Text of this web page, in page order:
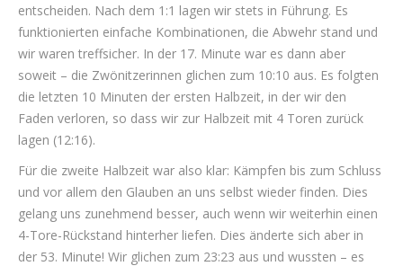
entscheiden. Nach dem 1:1 lagen wir stets in Führung. Es
funktionierten einfache Kombinationen, die Abwehr stand und
wir waren treffsicher. In der 17. Minute war es dann aber
soweit – die Zwönitzerinnen glichen zum 10:10 aus. Es folgten
die letzten 10 Minuten der ersten Halbzeit, in der wir den
Faden verloren, so dass wir zur Halbzeit mit 4 Toren zurück
lagen (12:16).
Für die zweite Halbzeit war also klar: Kämpfen bis zum Schluss
und vor allem den Glauben an uns selbst wieder finden. Dies
gelang uns zunehmend besser, auch wenn wir weiterhin einen
4-Tore-Rückstand hinterher liefen. Dies änderte sich aber in
der 53. Minute! Wir glichen zum 23:23 aus und wussten – es